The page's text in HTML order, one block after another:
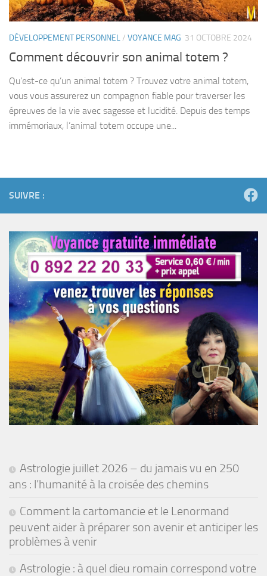
DÉVELOPPEMENT PERSONNEL/ VOYANCE MAG 31 OCTOBRE 2024
Comment découvrir son animal totem ?
Qu’est-ce qu’un animal totem ? Trouvez votre animal totem,
vous vous assurerez un compagnon fiable pour traverser les
épreuves de la vie avec sagesse et lucidité. Depuis des temps
immémoriaux, l’animal totem occupe une...
SUIVRE :
Astrologie juillet 2026 – du jamais vu en 250
ans : l’humanité à la croisée des chemins
Comment la cartomancie et le Lenormand
peuvent aider à préparer son avenir et anticiper les
problèmes à venir
Astrologie : à quel dieu romain correspond votre